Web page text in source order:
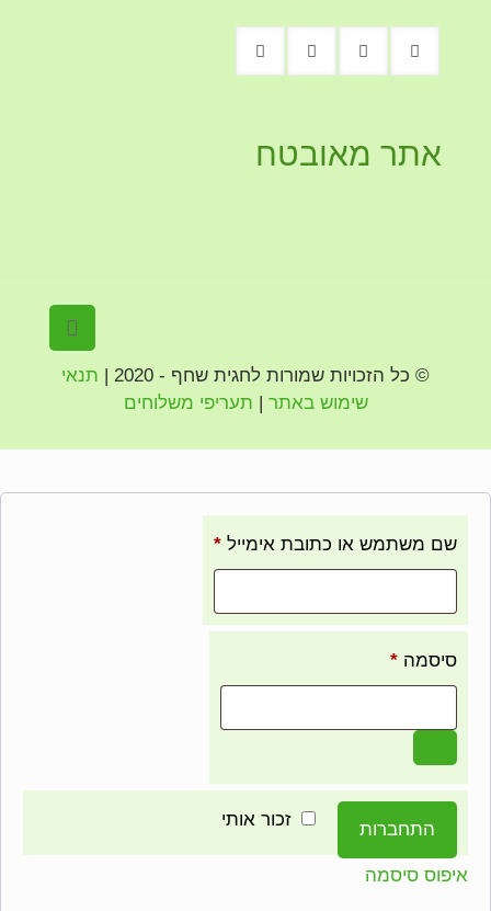
אתר מאובטח
© כל הזכויות שמורות לחגית שחף - 2020 |
תנאי
שימוש באתר | תעריפי משלוחים
שם משתמש או כתובת אימייל *
סיסמה *
זכור אותי התחברות
איפוס סיסמה